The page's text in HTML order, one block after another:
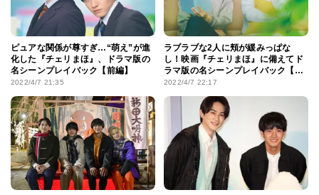
ピュアな関係が尊すぎ…“萌え”が進
化した『チェリまほ』、ドラマ版の
名シーンプレイバック【前編】
2022/4/7 21:35
ラブラブな2人に頬が緩みっぱな
し！映画『チェリまほ』に備えてド
ラマ版の名シーンプレイバック【後
編】
2022/4/7 22:17